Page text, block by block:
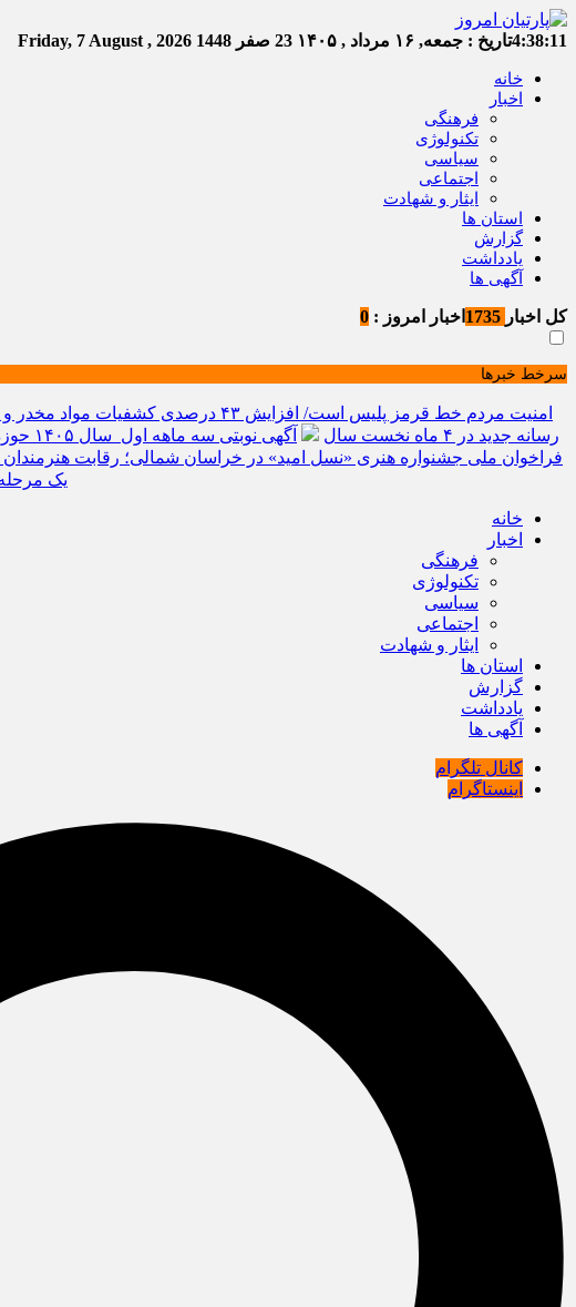
4:38:12تاریخ : جمعه, ۱۶ مرداد , ۱۴۰۵ 23 صفر 1448
خانه
اخبار
فرهنگی
تکنولوژی
سیاسی
اجتماعی
ایثار و شهادت
استان ها
گزارش
یادداشت
آگهی ها
کل اخبار اخبار امروز : 0
سرخط خبرها
امنیت مردم خط قرمز پلیس است/ افزایش ۴۳ درصدی کشفیات مواد مخدر و رشد ۶۸ درصدی کشف سرقت در خراسان شمالی
رسانه جدید در ۴ ماه نخست سال
آگهی نوبتی سه ماهه اول سال ۱۴۰۵ حوزه ثبتی جاجرم
فراخوان ملی جشنواره هنری «نسل امید» در خراسان شمالی؛ رقابت هنرمندان
یک
خانه
اخبار
فرهنگی
تکنولوژی
سیاسی
اجتماعی
ایثار و شهادت
استان ها
گزارش
یادداشت
آگهی ها
کانال تلگرام
اینستاگرام